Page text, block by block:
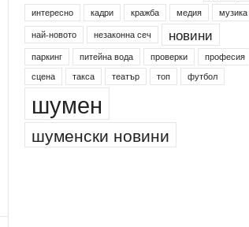
български филми
д-р Нигяр Джафер деца
интересно кадри кражба медия
най-новото
незаконна сеч новини
паркинг питейна вода проверки
професия
сцена
такса
шумен